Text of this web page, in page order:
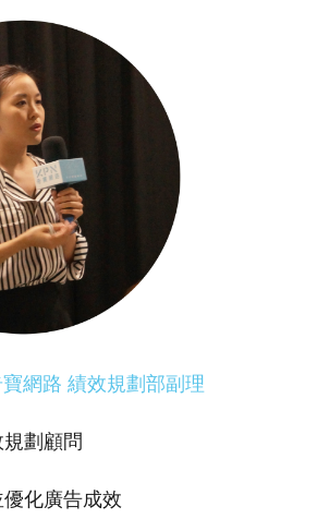
網路 績效規劃部副理
劃顧問
化廣告成效